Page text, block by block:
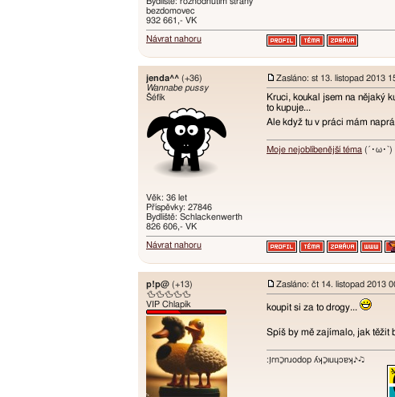
bezdomovec
932 661,- VK
Návrat nahoru
jenda^^ (+36)
Wannabe pussy
Šéfík
Věk: 36 let
Příspěvky: 27846
Bydliště: Schlackenwerth
826 606,- VK
Zasláno: st 13. listopad 2013
Kruci, koukal jsem na nějaký
to kupuje...
Ale když tu v práci mám
Moje nejoblíbenější téma (´･ω･`)
Návrat nahoru
p!p@ (+13)
🦆🦆🦆🦆🦆
VIP Chlapík
Zasláno: čt 14. listopad 2013
koupit si za to drogy...
Spíš by mě zajímalo, jak těžit
:ו֥ɾnכַnɹodop ʎʞכַıuɥɔɐʞ♪♫